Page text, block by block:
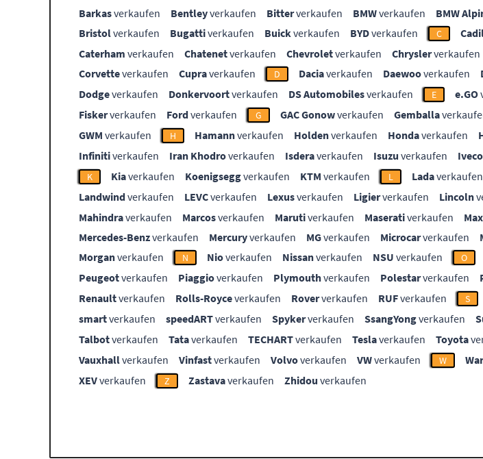
Barkasverkaufen Bentleyverkaufen Bitterverkaufen BMWverkaufen BMW
Bristolverkaufen Bugattiverkaufen Buickverkaufen BYDverkaufen C
Caterham verkaufen Chatenetverkaufen Chevroletverkaufen Chryslerverkaufen
Corvetteverkaufen Cupraverkaufen D Daciaverkaufen Daewooverkaufen
Dodgeverkaufen Donkervoortverkaufen DS Automobilesverkaufen E e.GO
Fiskerverkaufen Fordverkaufen G GAC Gonowverkaufen Gemballa
GWM verkaufen H Hamannverkaufen Holdenverkaufen Hondaverkaufen
Infinitiverkaufen Iran Khodroverkaufen Isderaverkaufen Isuzu verkaufen Iveco
K Kiaverkaufen Koenigseggverkaufen KTM verkaufen L Ladaverkaufen
Landwindverkaufen LEVCverkaufen Lexusverkaufen Ligierverkaufen Lincoln
Mahindraverkaufen Marcosverkaufen Marutiverkaufen Maserativerkaufen
Mercedes-Benzverkaufen Mercuryverkaufen MGverkaufen Microcarverkaufen
Morganverkaufen N Nioverkaufen Nissanverkaufen NSU verkaufen O
Peugeotverkaufen Piaggioverkaufen Plymouthverkaufen Polestarverkaufen
Renaultverkaufen Rolls-Royceverkaufen Roververkaufen RUFverkaufen S
smartverkaufen speedARTverkaufen Spykerverkaufen SsangYongverkaufen
Talbotverkaufen Tataverkaufen TECHARTverkaufen Teslaverkaufen Toyota
Vauxhallverkaufen Vinfastverkaufen Volvoverkaufen VWverkaufen W
XEVverkaufen Z Zastavaverkaufen Zhidou verkaufen